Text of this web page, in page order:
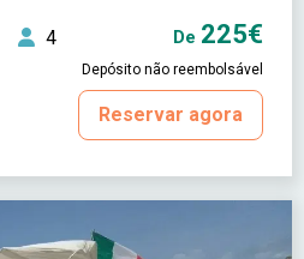
4 De 225€
Depósito não reembolsável
Reservar agora